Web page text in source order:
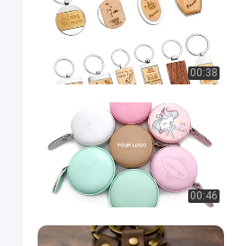
00:38
00:46